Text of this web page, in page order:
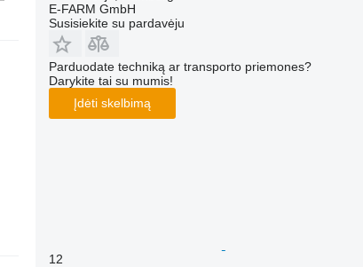
E-FARM GmbH
Susisiekite su pardavėju
Parduodate techniką ar transporto priemones?
Darykite tai su mumis!
Įdėti skelbimą
12